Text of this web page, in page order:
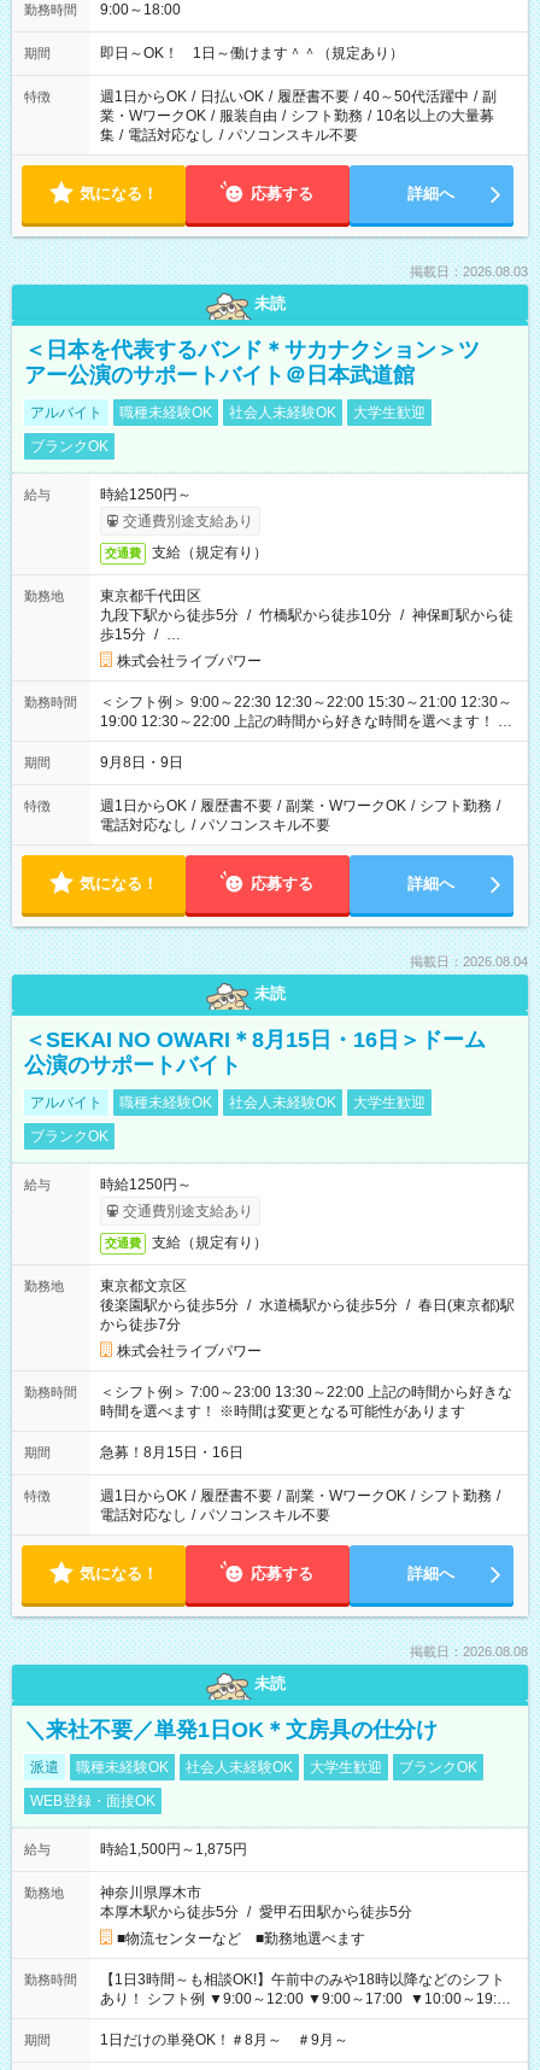
勤務時間 9:00～18:00
期間 即日～OK！ 1日～働けます＾＾（規定あり）
特徴 週1日からOK / 日払いOK / 履歴書不要 / 40～50代活躍中 / 副
業・WワークOK / 服装自由 / シフト勤務 / 10名以上の大量募
集 / 電話対応なし / パソコンスキル不要
気になる！ 応募する 詳細へ
掲載日：2026.08.03
未読
＜日本を代表するバンド＊サカナクション＞ツ
アー公演のサポートバイト＠日本武道館
アルバイト 職種未経験OK 社会人未経験OK
大学生歓迎
ブランクOK
給与
時給1250円～
交通費別途支給あり
交通費 支給（規定有り）
勤務地
東京都千代田区
九段下駅から徒歩5分 / 竹橋駅から徒歩10分 / 神保町駅から徒
歩15分 / …
株式会社ライブパワー
勤務時間
＜シフト例＞ 9:00～22:30 12:30～22:00 15:30～21:00 12:30～
19:00 12:30～22:00 上記の時間から好きな時間を選べます！ ※
時間は変更となる可能性があります
期間 9月8日・9日
特徴 週1日からOK / 履歴書不要 / 副業・WワークOK / シフト勤務 /
電話対応なし / パソコンスキル不要
気になる！ 応募する 詳細へ
掲載日：2026.08.04
未読
＜SEKAI NO OWARI＊8月15日・16日＞ドーム
公演のサポートバイト
アルバイト 職種未経験OK 社会人未経験OK
大学生歓迎
ブランクOK
給与
時給1250円～
交通費別途支給あり
交通費 支給（規定有り）
勤務地
東京都文京区
後楽園駅から徒歩5分 / 水道橋駅から徒歩5分 / 春日(東京都)駅
から徒歩7分
株式会社ライブパワー
勤務時間
＜シフト例＞ 7:00～23:00 13:30～22:00 上記の時間から好きな
時間を選べます！ ※時間は変更となる可能性があります
期間 急募！8月15日・16日
特徴 週1日からOK / 履歴書不要 / 副業・WワークOK / シフト勤務 /
電話対応なし / パソコンスキル不要
気になる！ 応募する 詳細へ
掲載日：2026.08.08
未読
＼来社不要／単発1日OK＊文房具の仕分け
派遣 職種未経験OK 社会人未経験OK 大学生歓迎
ブランクOK
WEB登録・面接OK
給与 時給1,500円～1,875円
勤務地
神奈川県厚木市
本厚木駅から徒歩5分 / 愛甲石田駅から徒歩5分
■物流センターなど ■勤務地選べます
勤務時間
【1日3時間～も相談OK!】午前中のみや18時以降などのシフト
あり！ シフト例 ▼9:00～12:00 ▼9:00～17:00 ▼10:00～19:00
▼18:00～21:00
期間 1日だけの単発OK！＃8月～ ＃9月～